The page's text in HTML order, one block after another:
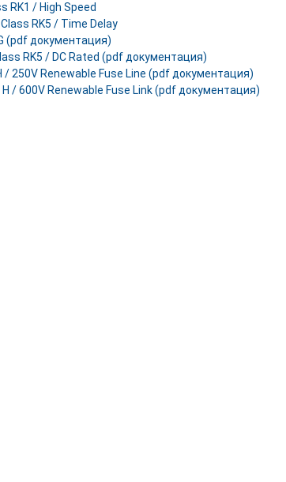
RK1 / High Speed
RK5 / Time Delay
(pdf документация)
RK5 / DC Rated (pdf документация)
/ 250V Renewable Fuse Line (pdf документация)
H / 600V Renewable Fuse Link (pdf документация)